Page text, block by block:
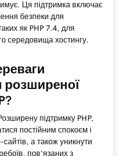
Ця підтримка включає
безпеки для
як PHP 7.4, для
середовища хостингу.
розширеної
підтримку PHP,
постійним спокоєм і
а також уникнути
пов'язаних з